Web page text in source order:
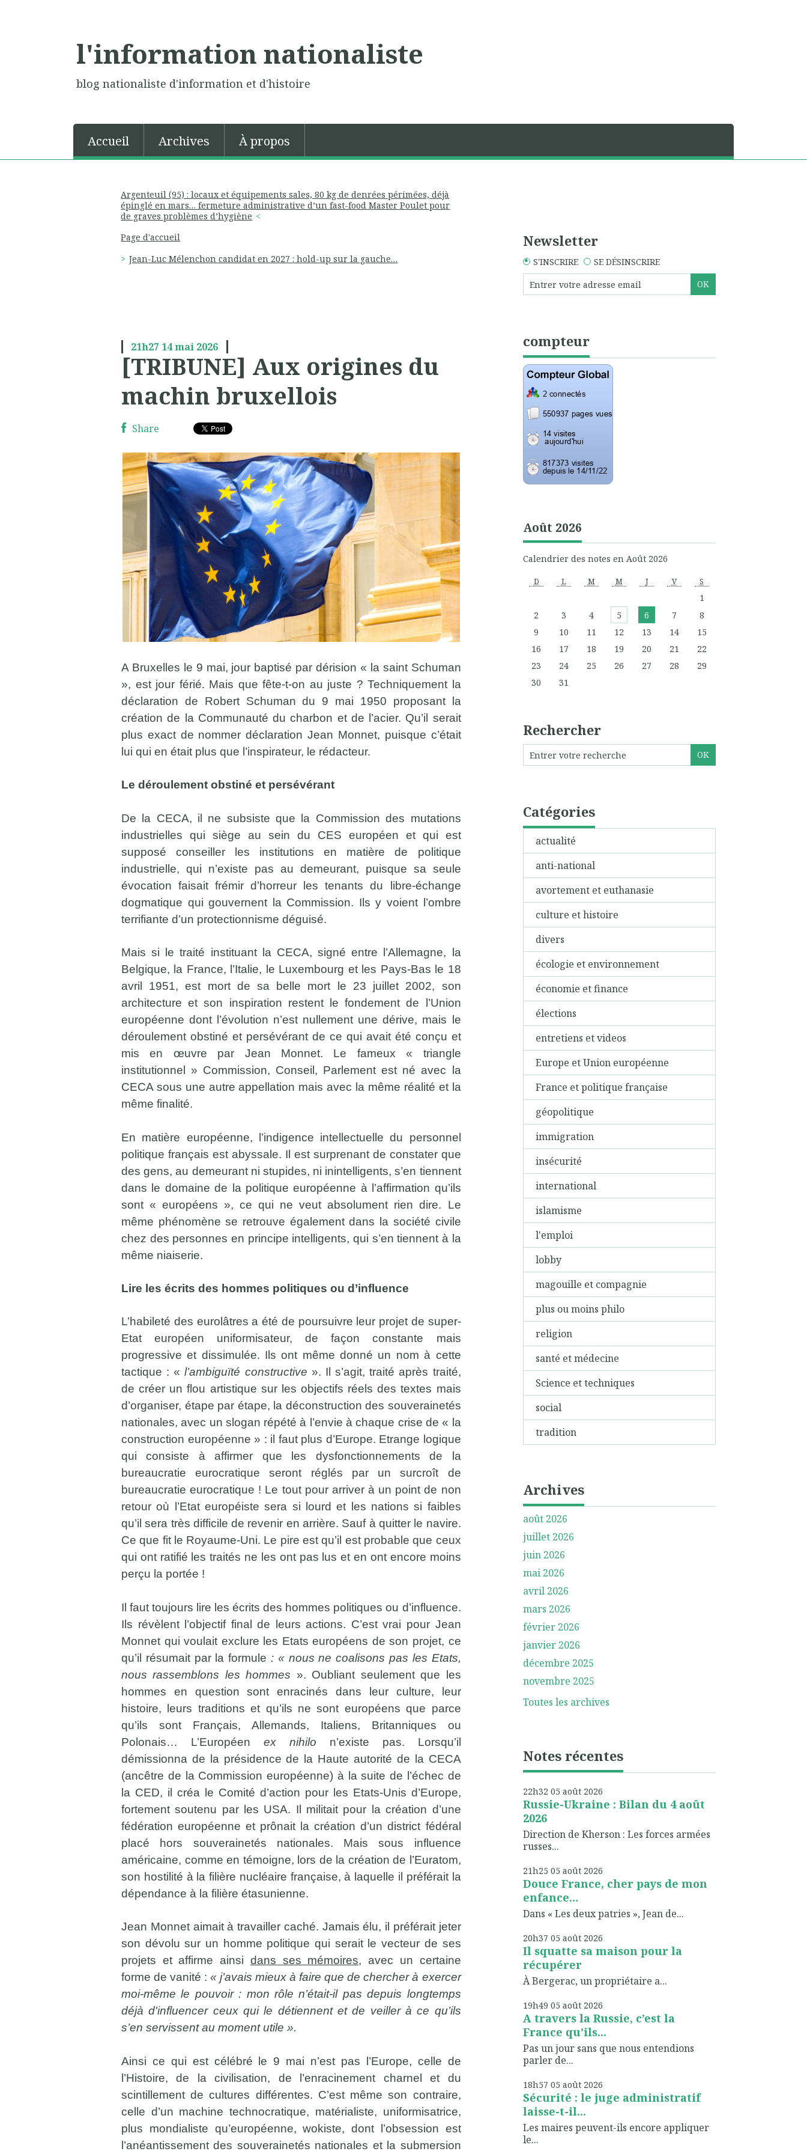
l'information nationaliste
blog nationaliste d'information et d'histoire
Accueil Archives À propos
Argenteuil (95) : locaux et équipements sales, 80 kg de denrées périmées, déjà
épinglé en mars… fermeture administrative d’un fast-food Master Poulet pour
de graves problèmes d’hygiène
Page d'accueil
Jean-Luc Mélenchon candidat en 2027 : hold-up sur la gauche…
21h27 14mai 2026
[TRIBUNE] Aux origines du
machin bruxellois
Share
A Bruxelles le 9 mai, jour baptisé par dérision « la saint Schuman
», est jour férié. Mais que fête-t-on au juste ? Techniquement la
déclaration de Robert Schuman du 9 mai 1950 proposant la
création de la Communauté du charbon et de l’acier. Qu’il serait
plus exact de nommer déclaration Jean Monnet, puisque c’était
lui qui en était plus que l’inspirateur, le rédacteur.
Le déroulement obstiné et persévérant
De la CECA, il ne subsiste que la Commission des mutations
industrielles qui siège au sein du CES européen et qui est
supposé conseiller les institutions en matière de politique
industrielle, qui n’existe pas au demeurant, puisque sa seule
évocation faisait frémir d’horreur les tenants du libre-échange
dogmatique qui gouvernent la Commission. Ils y voient l’ombre
terrifiante d’un protectionnisme déguisé.
Mais si le traité instituant la CECA, signé entre l’Allemagne, la
Belgique, la France, l’Italie, le Luxembourg et les Pays-Bas le 18
avril 1951, est mort de sa belle mort le 23 juillet 2002, son
architecture et son inspiration restent le fondement de l’Union
européenne dont l’évolution n’est nullement une dérive, mais le
déroulement obstiné et persévérant de ce qui avait été conçu et
mis en œuvre par Jean Monnet. Le fameux « triangle
institutionnel » Commission, Conseil, Parlement est né avec la
CECA sous une autre appellation mais avec la même réalité et la
même finalité.
En matière européenne, l’indigence intellectuelle du personnel
politique français est abyssale. Il est surprenant de constater que
des gens, au demeurant ni stupides, ni inintelligents, s’en tiennent
dans le domaine de la politique européenne à l’affirmation qu’ils
sont « européens », ce qui ne veut absolument rien dire. Le
même phénomène se retrouve également dans la société civile
chez des personnes en principe intelligents, qui s’en tiennent à la
même niaiserie.
Lire les écrits des hommes politiques ou d’influence
L’habileté des eurolâtres a été de poursuivre leur projet de super-
Etat européen uniformisateur, de façon constante mais
progressive et dissimulée. Ils ont même donné un nom à cette
tactique : « l’ambiguïté constructive ». Il s’agit, traité après traité,
de créer un flou artistique sur les objectifs réels des textes mais
d’organiser, étape par étape, la déconstruction des souverainetés
nationales, avec un slogan répété à l’envie à chaque crise de « la
construction européenne » : il faut plus d’Europe. Etrange logique
qui consiste à affirmer que les dysfonctionnements de la
bureaucratie eurocratique seront réglés par un surcroît de
bureaucratie eurocratique ! Le tout pour arriver à un point de non
retour où l’Etat européiste sera si lourd et les nations si faibles
qu’il sera très difficile de revenir en arrière. Sauf à quitter le navire.
Ce que fit le Royaume-Uni. Le pire est qu’il est probable que ceux
qui ont ratifié les traités ne les ont pas lus et en ont encore moins
perçu la portée !
Il faut toujours lire les écrits des hommes politiques ou d’influence.
Ils révèlent l’objectif final de leurs actions. C’est vrai pour Jean
Monnet qui voulait exclure les Etats européens de son projet, ce
qu’il résumait par la formule : « nous ne coalisons pas les Etats,
nous rassemblons les hommes ». Oubliant seulement que les
hommes en question sont enracinés dans leur culture, leur
histoire, leurs traditions et qu’ils ne sont européens que parce
qu’ils sont Français, Allemands, Italiens, Britanniques ou
Polonais… L’Européen ex nihilo n’existe pas. Lorsqu’il
démissionna de la présidence de la Haute autorité de la CECA
(ancêtre de la Commission européenne) à la suite de l’échec de
la CED, il créa le Comité d’action pour les Etats-Unis d’Europe,
fortement soutenu par les USA. Il militait pour la création d’une
fédération européenne et prônait la création d’un district fédéral
placé hors souverainetés nationales. Mais sous influence
américaine, comme en témoigne, lors de la création de l’Euratom,
son hostilité à la filière nucléaire française, à laquelle il préférait la
dépendance à la filière étasunienne.
Jean Monnet aimait à travailler caché. Jamais élu, il préférait jeter
son dévolu sur un homme politique qui serait le vecteur de ses
projets et affirme ainsi dans ses mémoires, avec un certaine
forme de vanité :« j’avais mieux à faire que de chercher à exercer
moi-même le pouvoir : mon rôle n’était-il pas depuis longtemps
déjà d'influencer ceux qui le détiennent et de veiller à ce qu’ils
s’en servissent au moment utile ».
Ainsi ce qui est célébré le 9 mai n’est pas l’Europe, celle de
l’Histoire, de la civilisation, de l’enracinement charnel et du
scintillement de cultures différentes. C’est même son contraire,
celle d’un machine technocratique, matérialiste, uniformisatrice,
plus mondialiste qu’européenne, wokiste, dont l’obsession est
l’anéantissement des souverainetés nationales et la submersion
Newsletter
S'INSCRIRE SE DÉSINSCRIRE
compteur
Août 2026
Calendrier des notes en Août 2026
D L M M J V S
1
2
3 4 5 6 7
8
9
10 11 12 13 14
15
16
17 18 19 20 21
22
23
24 25 26 27 28
29
30
31
Rechercher
Catégories
actualité
anti-national
avortement et euthanasie
culture et histoire
divers
écologie et environnement
économie et finance
élections
entretiens et videos
Europe et Union européenne
France et politique française
géopolitique
immigration
insécurité
international
islamisme
l'emploi
lobby
magouille et compagnie
plus ou moins philo
religion
santé et médecine
Science et techniques
social
tradition
Archives
août 2026
juillet 2026
juin 2026
mai 2026
avril 2026
mars 2026
février 2026
janvier 2026
décembre 2025
novembre 2025
Toutes les archives
Notes récentes
22h32 05 août 2026
Russie-Ukraine : Bilan du 4 août
2026
Direction de Kherson : Les forces armées
russes...
21h25 05 août 2026
Douce France, cher pays de mon
enfance…
Dans « Les deux patries », Jean de...
20h37 05 août 2026
Il squatte sa maison pour la
récupérer
À Bergerac, un propriétaire a...
19h49 05 août 2026
A travers la Russie, c’est la
France qu’ils...
Pas un jour sans que nous entendions
parler de...
18h57 05 août 2026
Sécurité : le juge administratif
laisse-t-il...
Les maires peuvent-ils encore appliquer
le...